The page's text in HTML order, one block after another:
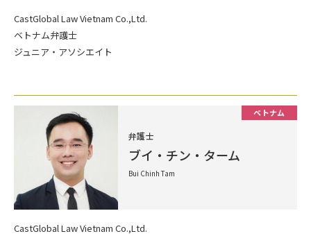
CastGlobal Law Vietnam Co.,Ltd.
ベトナム弁護士
ジュニア・アソシエイト
弁護士
ブイ・チン・ターム
Bui Chinh Tam
ベトナム
CastGlobal Law Vietnam Co.,Ltd.